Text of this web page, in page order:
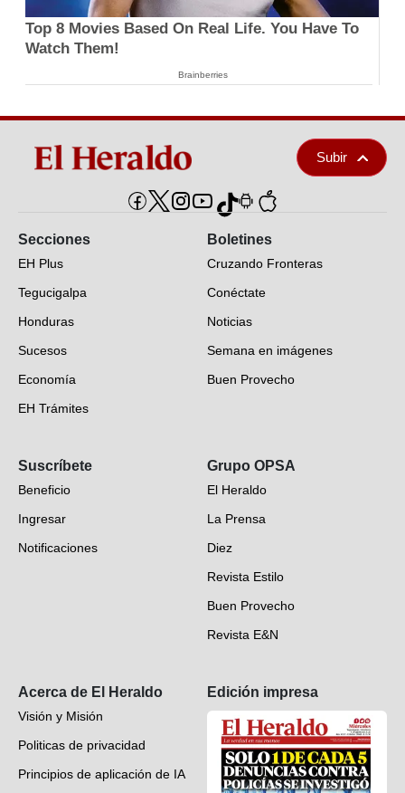
Top 8 Movies Based On Real Life. You Have To
Watch Them!
Brainberries
Subir
Secciones
EH Plus
Tegucigalpa
Honduras
Sucesos
Economía
EH Trámites
EH Verifica
Fotogalerías
Deportes
Videos
Boletines
Cruzando Fronteras
Conéctate
Noticias
Semana en imágenes
Buen Provecho
Suscríbete
Beneficio
Ingresar
Notificaciones
Grupo OPSA
El Heraldo
La Prensa
Diez
Revista Estilo
Buen Provecho
Revista E&N
Acerca de El Heraldo
Visión y Misión
Politicas de privacidad
Principios de aplicación de IA
Edición impresa